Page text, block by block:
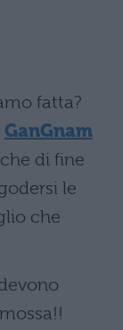
fatta?
GanGnam
di fine
le
che